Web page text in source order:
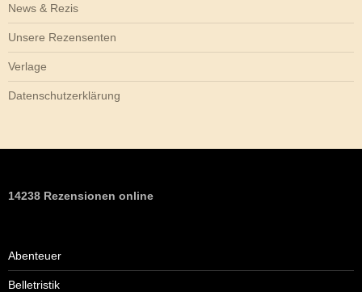
News & Rezis
Unsere Rezensenten
Verlage
Datenschutzerklärung
14238 Rezensionen online
Abenteuer
Belletristik